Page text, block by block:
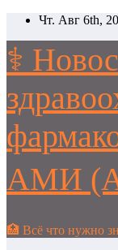
Перейти
содержимому
Чт. Авг 6th,
⚕️
АМИ
🏥 Всё что нужно